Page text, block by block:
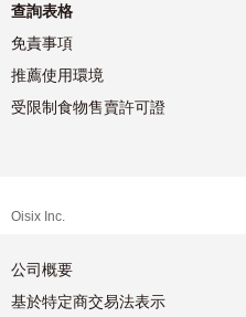
查詢表格
免責事項
推薦使用環境
受限制食物售賣許可證
Oisix Inc.
公司概要
基於特定商交易法表示